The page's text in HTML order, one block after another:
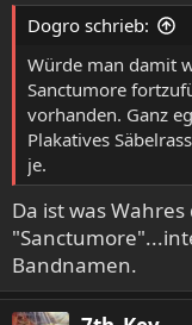
e
nDogro schrieb:
Würde man damit
Sanctumore
vorhanden. Ganz
Plakatives
je.
Da ist was
Bandnamen.